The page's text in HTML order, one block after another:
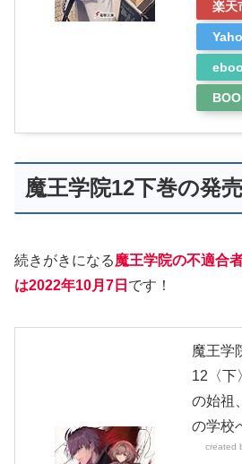
楽天
魔王学院12下巻の発
続きがきになる魔王学院の不適合
は2022年10月 7日 です！
魔王学
12〈下
の始祖
の学校
created